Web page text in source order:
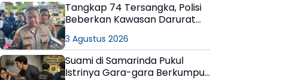
Tangkap 74 Tersangka, Polisi
Beberkan Kawasan Darurat
3 Agustus 2026
Suami di Samarinda Pukul
Istrinya Gara-gara Berkumpul